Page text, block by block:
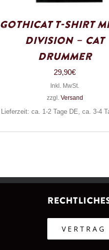
Gothicat T-Shirt
Division – Cat
Drummer
29,90€
Inkl. MwSt.
zzgl. Versand
Lieferzeit: ca. 1-2 Tage DE, ca. 3-4
VERTRAG